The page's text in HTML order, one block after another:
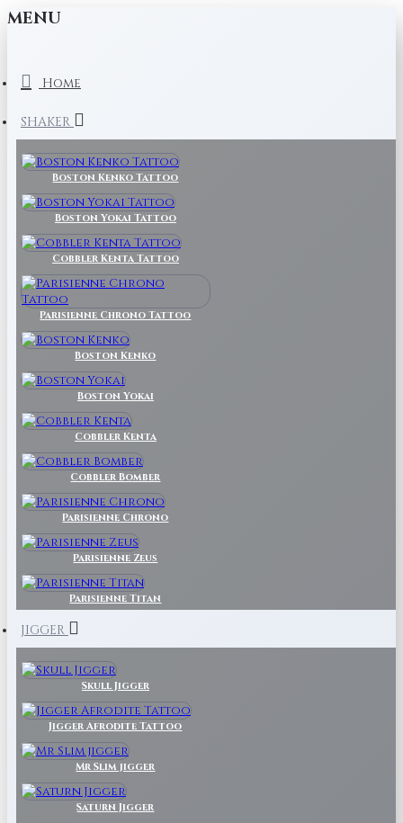
MENU
Home
SHAKER
Boston Kenko Tattoo
Boston Yokai Tattoo
Cobbler Kenta Tattoo
Parisienne Chrono Tattoo
Boston Kenko
Boston Yokai
Cobbler Kenta
Cobbler Bomber
Parisienne Chrono
Parisienne Zeus
Parisienne Titan
JIGGER
Skull Jigger
Jigger Afrodite Tattoo
Mr Slim jigger
Saturn Jigger